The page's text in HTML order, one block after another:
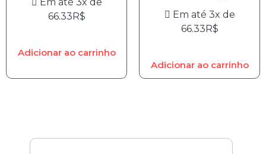
66.33R$
Adicionar ao carrinho
Em até 3x de
66.33R$
Adicionar ao carrinho